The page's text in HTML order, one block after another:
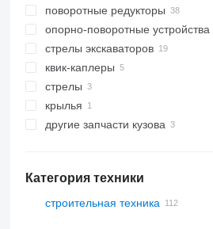
поворотные редукторы
опорно-поворотные устройства
стрелы экскаваторов
квик-каплеры
стрелы
крылья
другие запчасти кузова
Категория техники
строительная техника